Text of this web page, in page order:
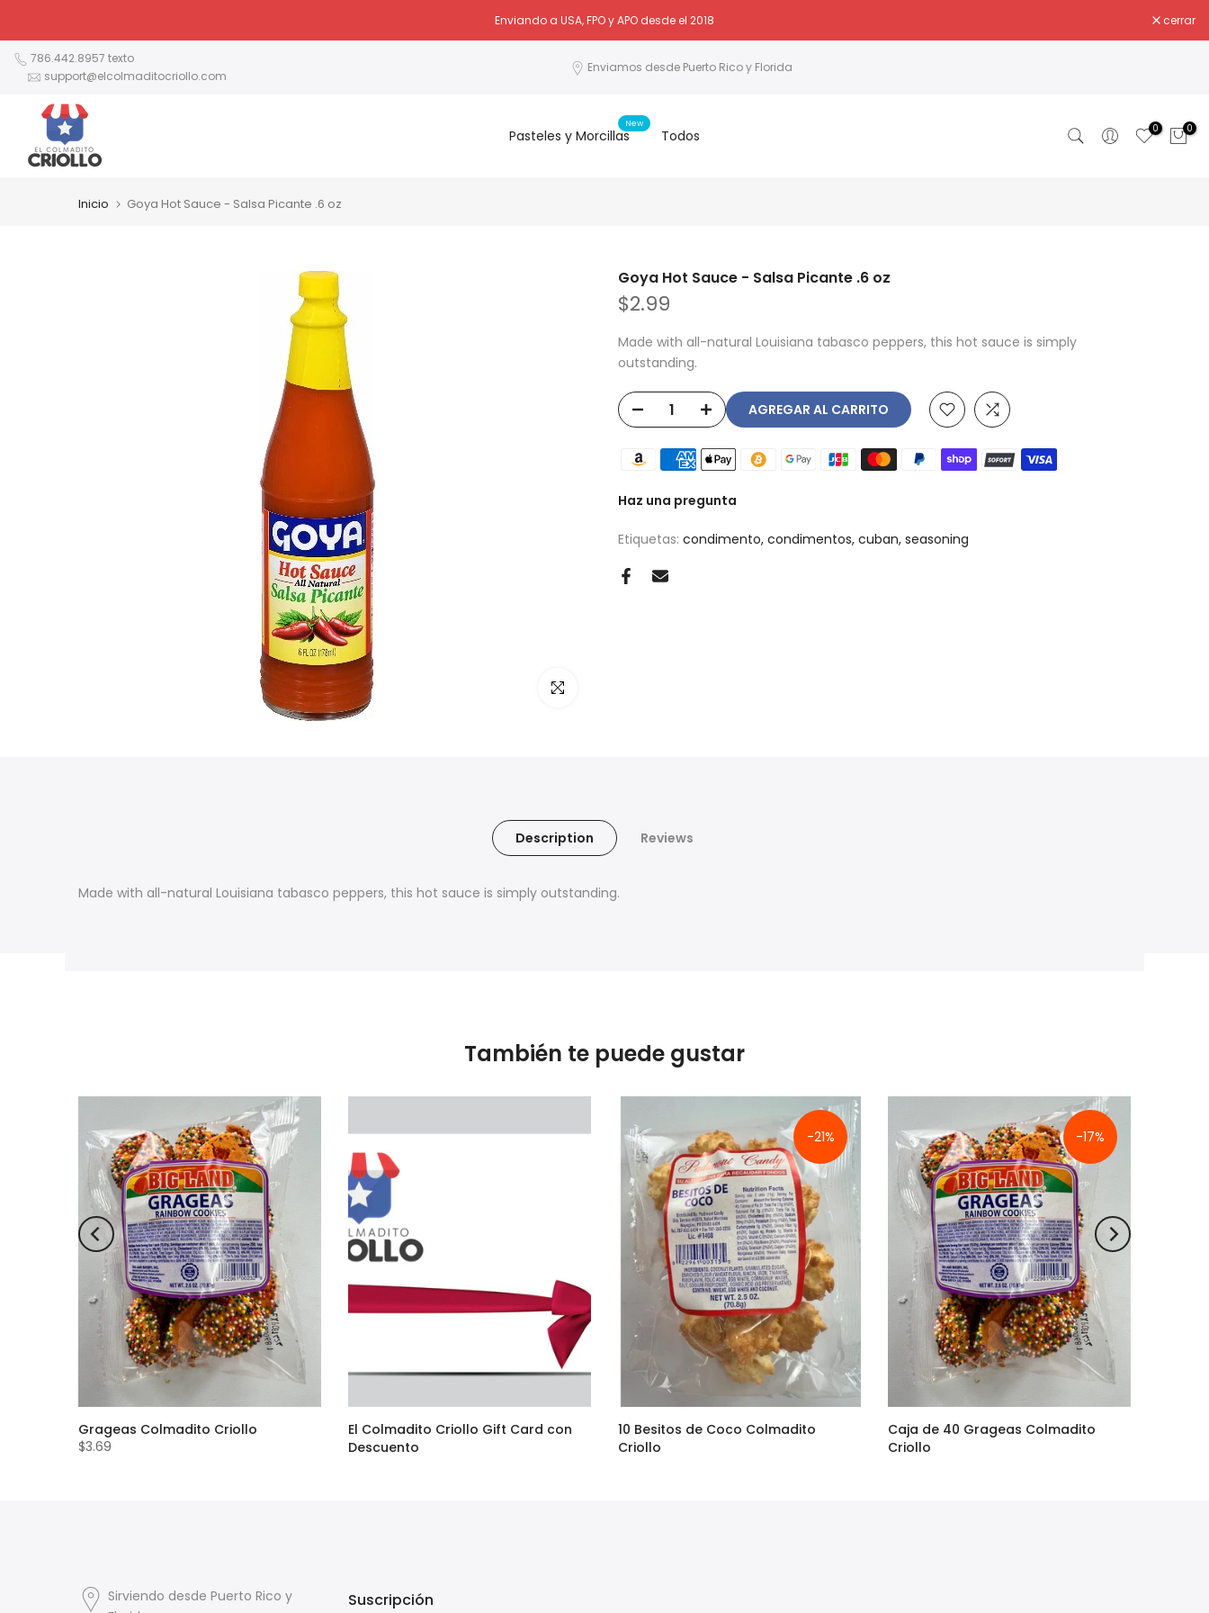
al
contenido
¿Tiene preguntas? Inicie un chat con nosotros abajo.
Enviando a USA, FPO y APO desde el 2018 cerrar
786.442.8957 texto
support@elcolmaditocriollo.com
Enviamos desde Puerto Rico y Florida
Pasteles y Morcillas
New
Todos 0 0
Inicio Goya Hot Sauce - Salsa Picante .6 oz
Haz clic para ampliar
Goya Hot Sauce - Salsa Picante .6 oz
$2.99
Made with all-natural Louisiana tabasco peppers, this hot sauce is simply
outstanding.
AGREGAR AL CARRITO
Haz una pregunta
Etiquetas: condimento condimentos cuban seasoning
Description Reviews
Made with all-natural Louisiana tabasco peppers, this hot sauce is simply outstanding.
También te puede gustar
Grageas Colmadito Criollo
$3.69
El Colmadito Criollo Gift Card con
Descuento
-21%
10 Besitos de Coco Colmadito
Criollo
-17%
Caja de 40 Grageas Colmadito
Criollo
Sirviendo desde Puerto Rico y
Suscripción